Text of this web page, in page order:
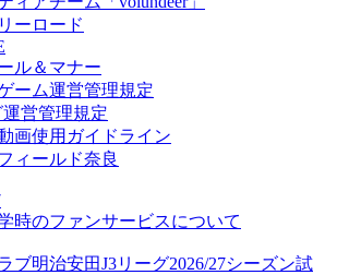
ファンコミュニティ
ショップ
ャルストア（実店舗）
ンストア
ーについて
クト
スタッフ
ユース
ーロード
ル＆マナー
ーム運営管理規定
運営管理規定
画使用ガイドライン
ィールド奈良
時のファンサービスについて
ブ明治安田J3リーグ2026/27シーズン試